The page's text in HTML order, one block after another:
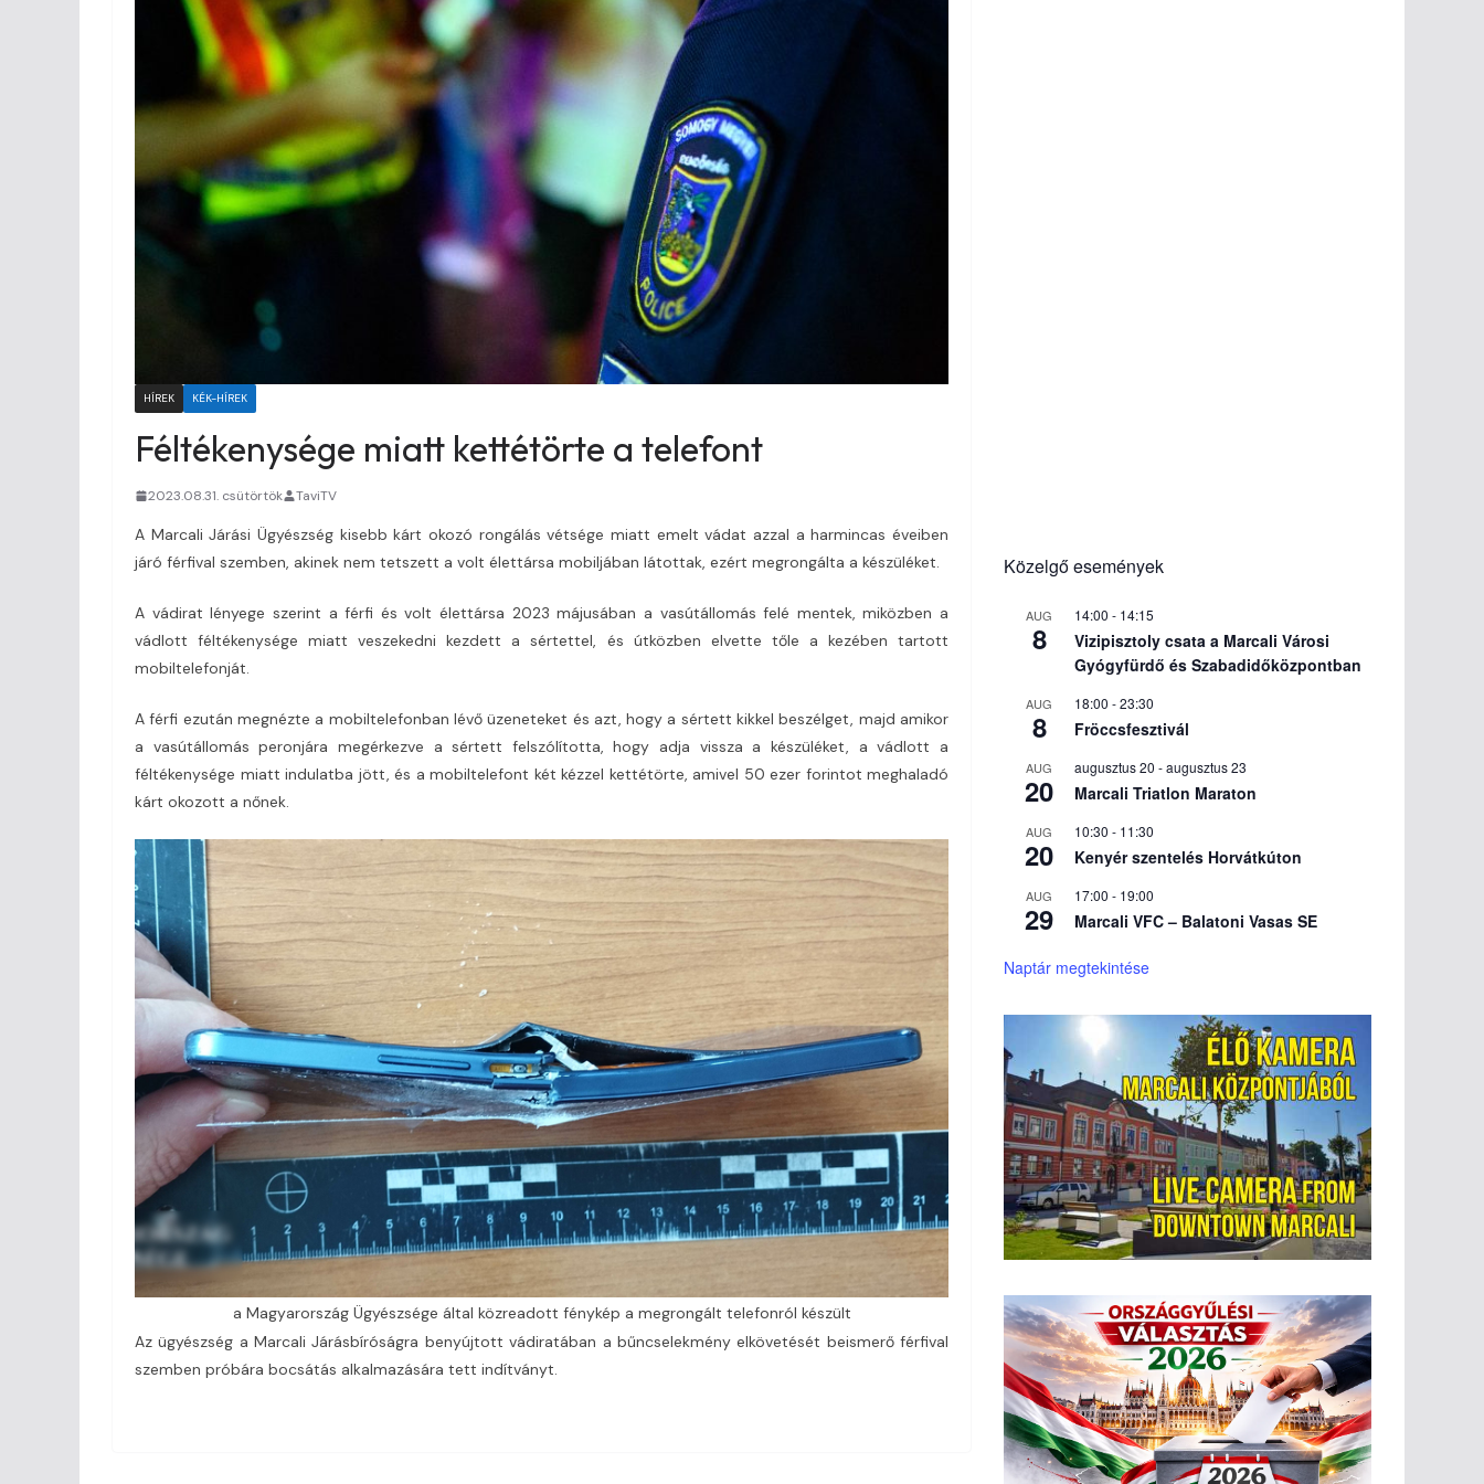
HÍREK KÉK-HÍREK
Féltékenysége miatt kettétörte a telefont
2023.08.31. csütörtök TaviTV
A Marcali Járási Ügyészség kisebb kárt okozó rongálás vétsége miatt emelt vádat azzal a harmincas éveiben
járó férfival szemben, akinek nem tetszett a volt élettársa mobiljában látottak, ezért megrongálta a készüléket.
A vádirat lényege szerint a férfi és volt élettársa 2023 májusában a vasútállomás felé mentek, miközben a
vádlott féltékenysége miatt veszekedni kezdett a sértettel, és útközben elvette tőle a kezében tartott
mobiltelefonját.
A férfi ezután megnézte a mobiltelefonban lévő üzeneteket és azt, hogy a sértett kikkel beszélget, majd amikor
a vasútállomás peronjára megérkezve a sértett felszólította, hogy adja vissza a készüléket, a vádlott a
féltékenysége miatt indulatba jött, és a mobiltelefont két kézzel kettétörte, amivel 50 ezer forintot meghaladó
kárt okozott a nőnek.
a Magyarország Ügyészsége által közreadott fénykép a megrongált telefonról készült
Az ügyészség a Marcali Járásbíróságra benyújtott vádiratában a bűncselekmény elkövetését beismerő férfival
szemben próbára bocsátás alkalmazására tett indítványt.
Közelgő események
AUG
8
14:00 - 14:15
Vizipisztoly csata a Marcali Városi
Gyógyfürdő és Szabadidőközpontban
AUG
8
18:00 -23:30
Fröccsfesztivál
AUG
20
augusztus 20 -augusztus 23
Marcali Triatlon Maraton
AUG
20
10:30 - 11:30
Kenyér szentelés Horvátkúton
AUG
29
17:00 - 19:00
Marcali VFC – Balatoni Vasas SE
Naptár megtekintése